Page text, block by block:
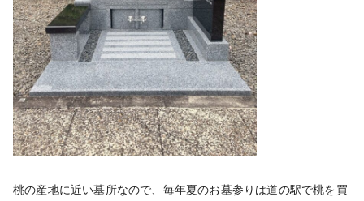
桃の産地に近い墓所なので、毎年夏のお墓参りは道の駅で桃を買